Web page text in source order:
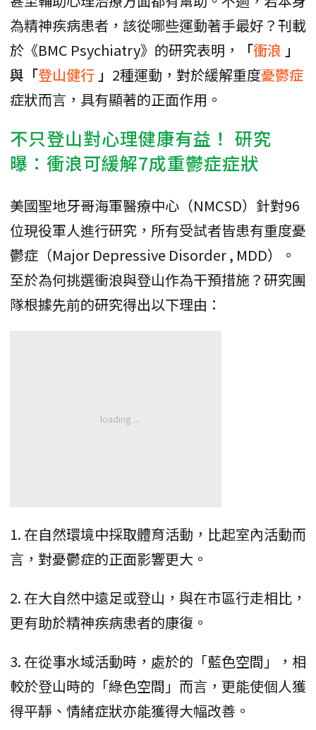
為精神疾病患者，該從哪些運動著手最好？刊載
於《BMC Psychiatry》的研究表明，
「衝浪 」
與「登山健行 」 2種運動，對於緩解重度憂鬱症
症狀而言，具有顯著的正面作用。
不只登山對心理健康有益！ 研究
曝：衝浪可緩解7成重鬱症症狀
美國聖地牙哥海軍醫療中心（NMCSD）針對96
位現役軍人進行研究，所有受試者皆患有重度憂
鬱症（Major Depressive Disorder , MDD）。
至於為何挑選衝浪與登山作為干預措施？研究團
隊根據先前的研究得出以下理由：
1. 在自然環境中採取體育活動，比起室內活動而
言，對憂鬱症的正面影響更大。
2. 在大自然中遠足或登山，與在市區行走相比，
更有助於精神疾病患者的康復。
3. 在從事水域活動時，處於的「藍色空間」，相
較於登山時的「綠色空間」而言，更能使個人獲
得平靜、情緒症狀亦能獲得大幅改善。